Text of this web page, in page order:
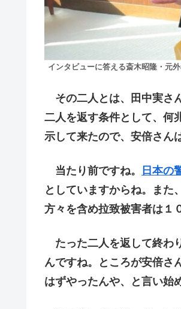
インタビューに答える斎木昭隆・元
その二人とは、田中実さ
二人を返す条件として、何
示して来たので、安倍さん
当たり前ですね。 日本の
としていますからね。また
方々を含め拉致被害者は１
たった二人を返して終わ
んですね。ところが安倍さ
はずやったんや、と言い始